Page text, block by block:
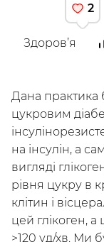
Класи
Курси
2
Здоров’я
Дана практика
цукровим
на інсулін, а
вигляді
рівня цукру в
клітин і
цей глікоген,
>120 уд/хв. Ми